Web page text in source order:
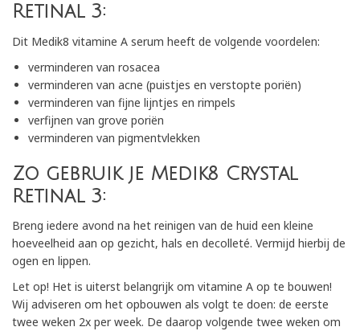
Retinal 3:
Dit Medik8 vitamine A serum heeft de volgende voordelen:
verminderen van rosacea
verminderen van acne (puistjes en verstopte poriën)
verminderen van fijne lijntjes en rimpels
verfijnen van grove poriën
verminderen van pigmentvlekken
Zo gebruik je Medik8 Crystal
Retinal 3:
Breng iedere avond na het reinigen van de huid een kleine
hoeveelheid aan op gezicht, hals en decolleté. Vermijd hierbij de
ogen en lippen.
Let op! Het is uiterst belangrijk om vitamine A op te bouwen!
Wij adviseren om het opbouwen als volgt te doen: de eerste
twee weken 2x per week. De daarop volgende twee weken om